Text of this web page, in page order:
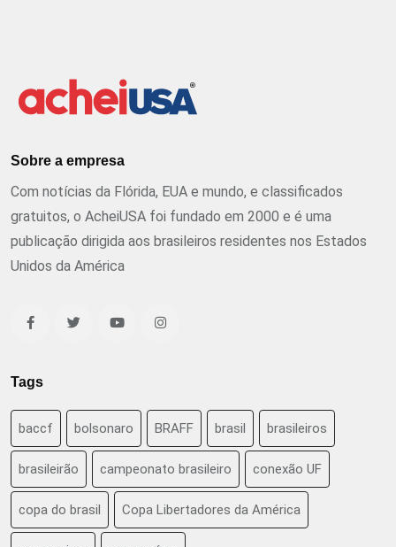
Sobre a empresa
Com notícias da Flórida, EUA e mundo, e classificados
gratuitos, o AcheiUSA foi fundado em 2000 e é uma
publicação dirigida aos brasileiros residentes nos Estados
Unidos da América
Tags
baccf bolsonaro BRAFF brasil brasileiros
brasileirão campeonato brasileiro conexão UF
copa do brasil Copa Libertadores da América